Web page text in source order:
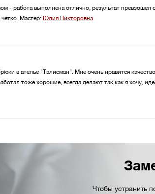
- работа выполнена отлично, результат
Мастер: Юлия Викторовна
в ателье "Талисман". Мне очень нравится
тоже хорошие, всегда делают так как я хочу,
Чтобы устранить